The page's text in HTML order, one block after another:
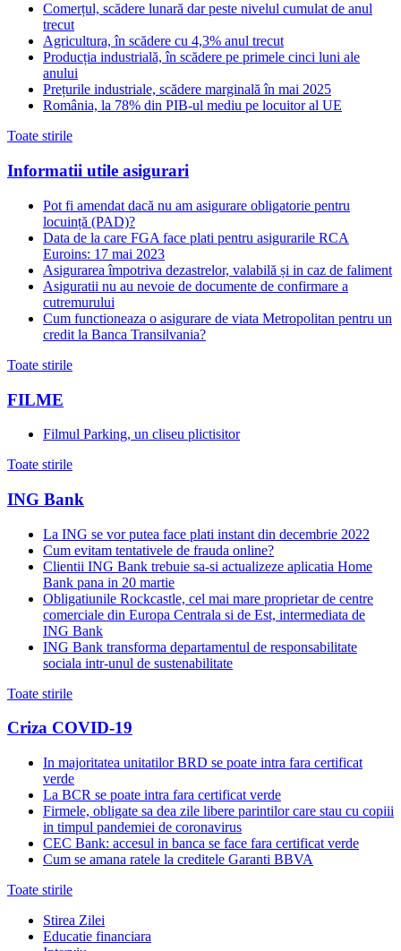
Comerțul, scădere lunară dar peste nivelul cumulat de anul
trecut
Agricultura, în scădere cu 4,3% anul trecut
Producția industrială, în scădere pe primele cinci luni ale
anului
Prețurile industriale, scădere marginală în mai 2025
România, la 78% din PIB-ul mediu pe locuitor al UE
Toate stirile
Informatii utile asigurari
Pot fi amendat dacă nu am asigurare obligatorie pentru
locuință (PAD)?
Data de la care FGA face plati pentru asigurarile RCA
Euroins: 17 mai 2023
Asigurarea împotriva dezastrelor, valabilă și in caz de faliment
Asiguratii nu au nevoie de documente de confirmare a
cutremurului
Cum functioneaza o asigurare de viata Metropolitan pentru un
credit la Banca Transilvania?
Toate stirile
FILME
Filmul Parking, un cliseu plictisitor
Toate stirile
ING Bank
La ING se vor putea face plati instant din decembrie 2022
Cum evitam tentativele de frauda online?
Clientii ING Bank trebuie sa-si actualizeze aplicatia Home
Bank pana in 20 martie
Obligatiunile Rockcastle, cel mai mare proprietar de centre
comerciale din Europa Centrala si de Est, intermediata de
ING Bank
ING Bank transforma departamentul de responsabilitate
sociala intr-unul de sustenabilitate
Toate stirile
Criza COVID-19
In majoritatea unitatilor BRD se poate intra fara certificat
verde
La BCR se poate intra fara certificat verde
Firmele, obligate sa dea zile libere parintilor care stau cu copiii
in timpul pandemiei de coronavirus
CEC Bank: accesul in banca se face fara certificat verde
Cum se amana ratele la creditele Garanti BBVA
Toate stirile
Stirea Zilei
Educatie financiara